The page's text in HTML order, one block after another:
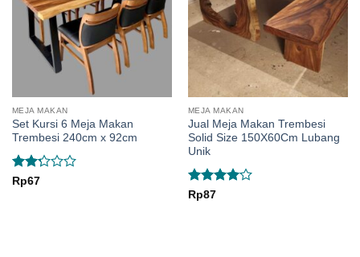
MEJA MAKAN
Set Kursi 6 Meja Makan
Trembesi 240cm x 92cm
Rated
Rp67
MEJA MAKAN
Jual Meja Makan Trembesi
Solid Size 150X60Cm Lubang
Unik
Rated
Rp87